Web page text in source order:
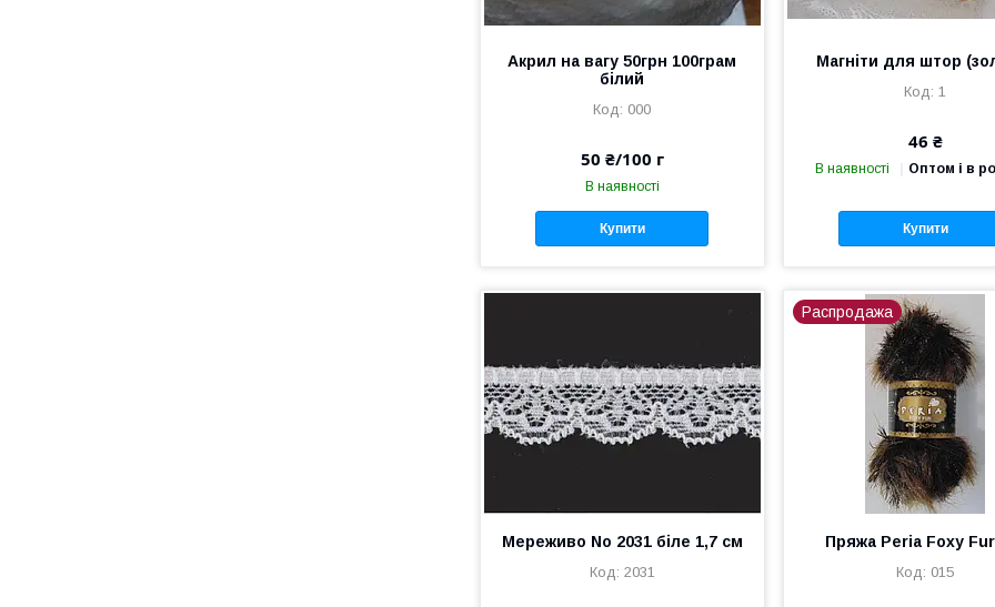
Акрил на вагу 50грн 100грам
білий
000
50 ₴/100 г
В наявності
Купити
Магніти для штор
1
46 ₴
В наявності Оптом і в
Купити
Мереживо No 2031 біле 1,7 см
2031
Распродажа
Пряжа Peria Foxy
015